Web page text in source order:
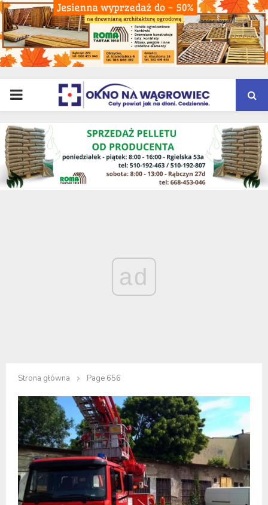
PRIMARY
MENU
ad
Strona główna Page 656